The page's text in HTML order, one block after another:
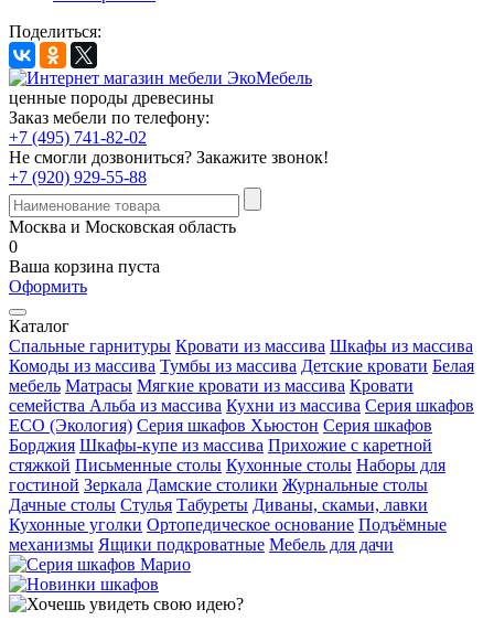
Поделиться:
ценные породы древесины
Заказ мебели по телефону:
+7 (495) 741-82-02
Не смогли дозвониться? Закажите звонок!
+7 (920) 929-55-88
Москва и Московская область
0
Ваша корзина пуста
Оформить
Каталог
Спальные гарнитуры Кровати из массива Шкафы из массива
Комоды из массива Тумбы из массива Детские кровати Белая
мебель Матрасы Мягкие кровати из массива Кровати
семейства Альба из массива Кухни из массива Серия шкафов
ECO (Экология) Серия шкафов Хьюстон Серия шкафов
Борджия Шкафы-купе из массива Прихожие с каретной
стяжкой Письменные столы Кухонные столы Наборы для
гостиной Зеркала Дамские столики Журнальные столы
Дачные столы Стулья Табуреты Диваны, скамьи, лавки
Кухонные уголки Ортопедическое основание Подъёмные
механизмы Ящики подкроватные Мебель для дачи